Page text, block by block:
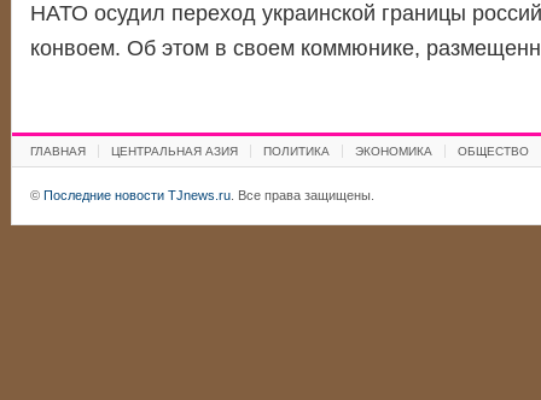
НАТО осудил переход украинской границы
конвоем. Об этом в своем коммюнике,
ГЛАВНАЯ ЦЕНТРАЛЬНАЯ АЗИЯ ПОЛИТИКА ЭКОНОМИКА ОБЩЕСТВО
© Последние новости TJnews.ru. Все права защищены.